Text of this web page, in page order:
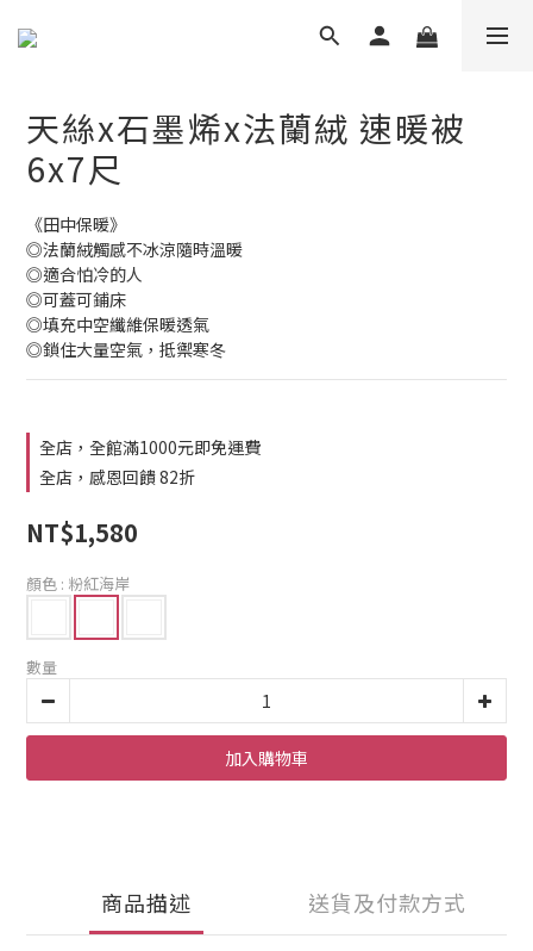
天絲x石墨烯x法蘭絨 速暖被
6x7尺
《田中保暖》
◎法蘭絨觸感不冰涼隨時溫暖
◎適合怕冷的人
◎可蓋可鋪床
◎填充中空纖維保暖透氣
◎鎖住大量空氣，抵禦寒冬
全店，全館滿1000元即免運費
全店，感恩回饋 82折
NT$1,580
顏色 : 粉紅海岸
數量
加入購物車
商品描述 送貨及付款方式